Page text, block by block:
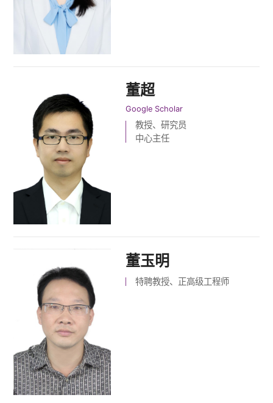
董超
Google Scholar
教授、研究员
中心主任
董玉明
特聘教授、正高级工程师